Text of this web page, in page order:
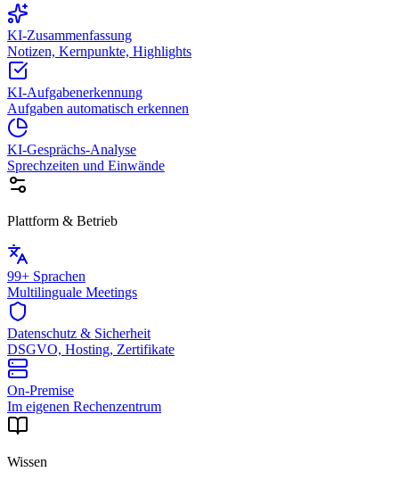
KI-Zusammenfassung
Notizen, Kernpunkte, Highlights
KI-Aufgabenerkennung
Aufgaben automatisch erkennen
KI-Gesprächs-Analyse
Sprechzeiten und Einwände
Plattform & Betrieb
99+ Sprachen
Multilinguale Meetings
Datenschutz & Sicherheit
DSGVO, Hosting, Zertifikate
On-Premise
Im eigenen Rechenzentrum
Wissen